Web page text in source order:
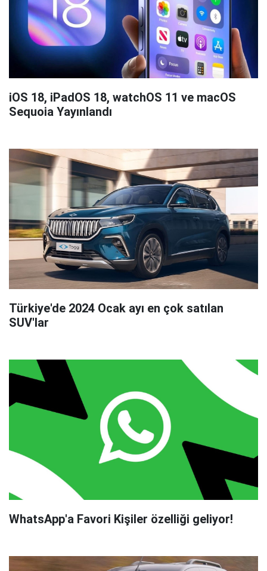
iOS 18, iPadOS 18, watchOS 11 ve macOS
Sequoia Yayınlandı
Türkiye'de 2024 Ocak ayı en çok satılan
SUV'lar
WhatsApp'a Favori Kişiler özelliği geliyor!